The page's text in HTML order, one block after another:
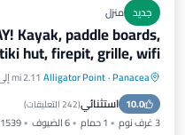
جديد منزل
Kayak, paddle boards,
tiki hut, firepit, grille, wifi
Panacea
·
Alligator Point 2.11 mi إلى وسط المدينة
10.0 استثنائي(242 التعليقات )
3 غرف نوم 1 حمام 6 الضيوف 1539 ft²
موقف سيارات
شرفة / تراس